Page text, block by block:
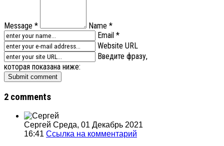
Message *
Name *
Email *
Website URL
Введите фразу,
которая показана ниже:
2 comments
Сергей Среда, 01 Декабрь 2021
16:41 Ссылка на комментарий